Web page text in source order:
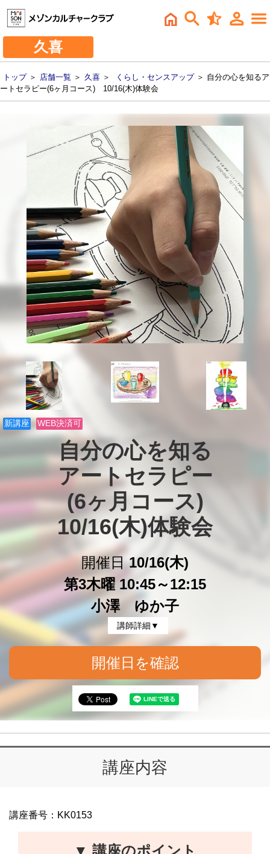
久喜
トップ＞ 店舗一覧 ＞ 久喜 ＞ くらし・センスアップ＞ 自分の心を知るア
ートセラピー(6ヶ月コース) 10/16(木)体験会
新講座 WEB決済可
自分の心を知る
アートセラピー
(6ヶ月コース)
10/16(木)体験会
開催日10/16(木)
第3木曜 10:45～12:15
小澤 ゆか子
講師詳細▼
開催日を確認
講座内容
講座番号：KK0153
▼ 講座のポイント